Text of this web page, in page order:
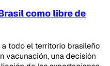
como libre de
todo el territorio brasileño
vacunación, una decisión